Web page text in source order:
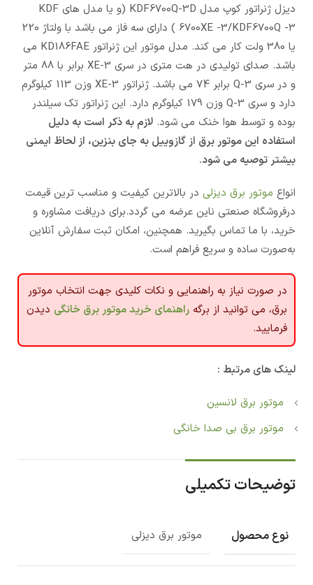
دیزل ژنراتور کوپ مدل KDF6700Q-3D (و یا مدل های KDF
6700XE -3/KDF6700Q -3 ) دارای سه فاز می باشد با ولتاژ 220
یا 380 ولت کار می کند. مدل موتور این ژنراتور KD186FAE می
باشد. صدای تولیدی در هت متری در سری XE-3 برابر با 88 متر
و در سری Q-3 برابر 74 می باشد. ژنراتور XE-3 وزن 113 کیلوگرم
دارد و سری Q-3 وزن 179 کیلوگرم دارد. این ژنراتور تک سیلندر
بوده و توسط هوا خنک می شود. لازم به ذکر است به دلیل
استفاده این موتور برق از گازوییل به جای بنزین، از لحاظ ایمنی
بیشتر توصیه می شود.
انواع موتور برق دیزلی در بالاترین کیفیت و مناسب ترین قیمت
درفروشگاه صنعتی ناین عرضه می گردد.برای دریافت مشاوره و
خرید، با ما تماس بگیرید. همچنین، امکان ثبت سفارش آنلاین
به‌صورت ساده و سریع فراهم است.
در صورت نیاز به راهنمایی و نکات کلیدی جهت انتخاب موتور
برق، می توانید از برگه راهنمای خرید موتور برق خانگی دیدن
فرمایید.
لینک های مرتبط :
موتور برق لانسین
موتور برق بی صدا خانگی
توضیحات تکمیلی
نوع محصول موتور برق دیزلی